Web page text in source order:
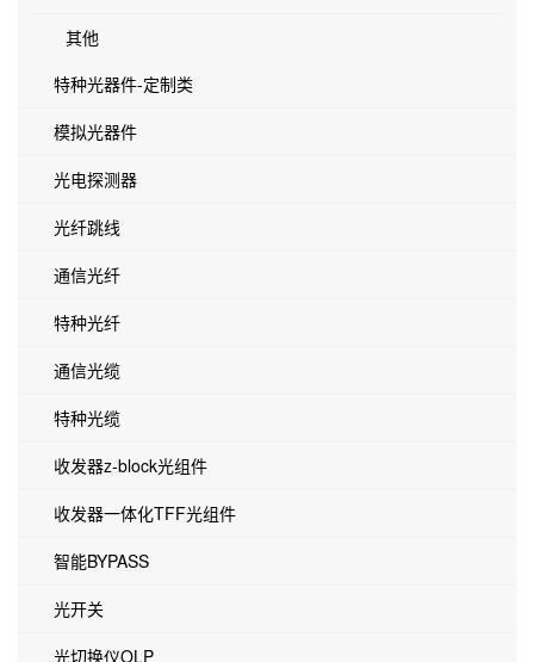
其他
特种光器件-定制类
模拟光器件
光电探测器
光纤跳线
通信光纤
特种光纤
通信光缆
特种光缆
收发器z-block光组件
收发器一体化TFF光组件
智能BYPASS
光开关
光切换仪OLP